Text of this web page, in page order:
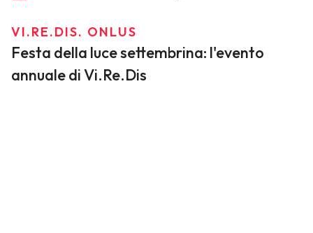
VI.RE.DIS. ONLUS
Festa della luce settembrina: l'evento
annuale di Vi.Re.Dis